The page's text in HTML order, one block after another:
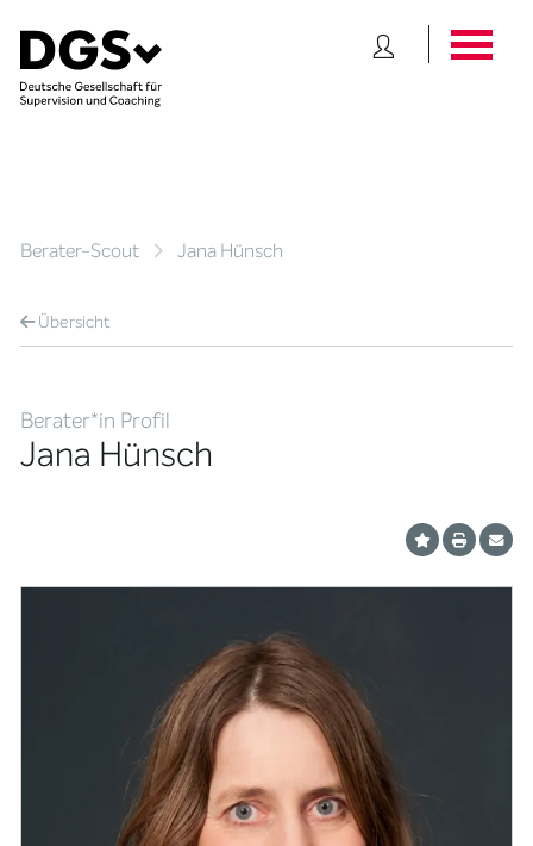
Berater-Scout Jana Hünsch
Übersicht
Berater*in Profil
Jana Hünsch